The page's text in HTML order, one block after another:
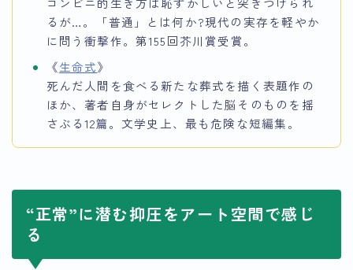
るが…。「普通」とは何か?現代の実存を軽やか
に問う衝撃作。第155回芥川賞受賞。
《生命式》
死んだ人間を食べる新たな葬式を描く表題作の
ほか、著者自身がセレクトした脳そのものを揺
さぶる12篇。文学史上、最も危険な短編集。
“正常”に潜む抑圧をアート空間で感じ
る